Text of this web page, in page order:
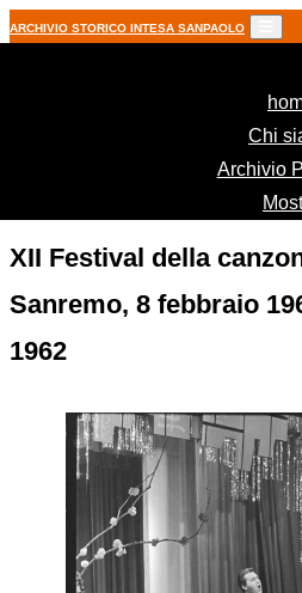
ARCHIVIO STORICO INTESA SANPAOLO
Chi
Archivio
XII Festival della
Sanremo, 8 febbraio
1962